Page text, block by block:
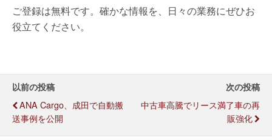
ご登録は無料です。確かな情報を、日々の業務にぜひお
役立てください。
以前の投稿
ANA Cargo、成田で自動搬
送事例を公開
次の投稿
中古車高騰でリース満了車の再
販強化